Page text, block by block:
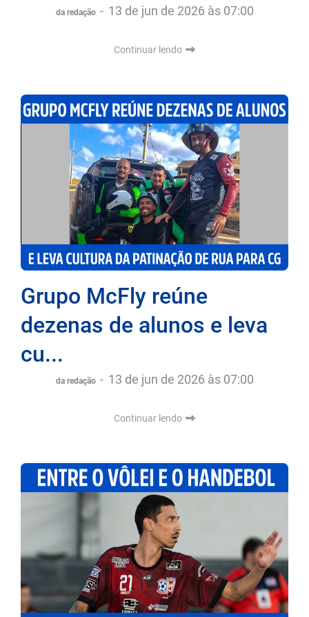
da redação - 13 de jun de 2026 às 07:00
Continuar lendo
Grupo McFly reúne
dezenas de alunos e leva
cu...
da redação - 13 de jun de 2026 às 07:00
Continuar lendo